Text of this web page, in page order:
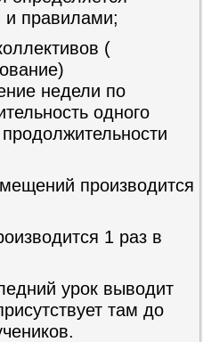
правилами;
(
недели по
одного
продолжительности
производится
1 раз в
урок выводит
там до